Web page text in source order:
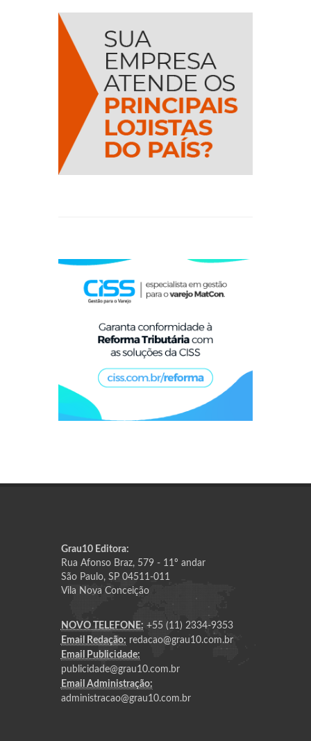
Grau10 Editora:
Rua Afonso Braz, 579 - 11º andar
São Paulo, SP 04511-011
Vila Nova Conceição
NOVO TELEFONE: +55 (11) 2334-9353
Email Redação: redacao@grau10.com.br
Email Publicidade:
publicidade@grau10.com.br
Email Administração:
administracao@grau10.com.br